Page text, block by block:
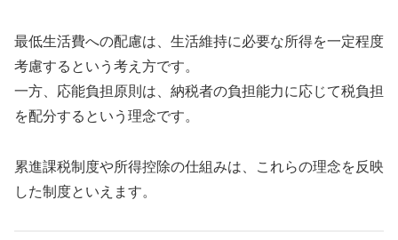
最低生活費への配慮は、生活維持に必要な所得を一定程度
考慮するという考え方です。
一方、応能負担原則は、納税者の負担能力に応じて税負担
を配分するという理念です。
累進課税制度や所得控除の仕組みは、これらの理念を反映
した制度といえます。